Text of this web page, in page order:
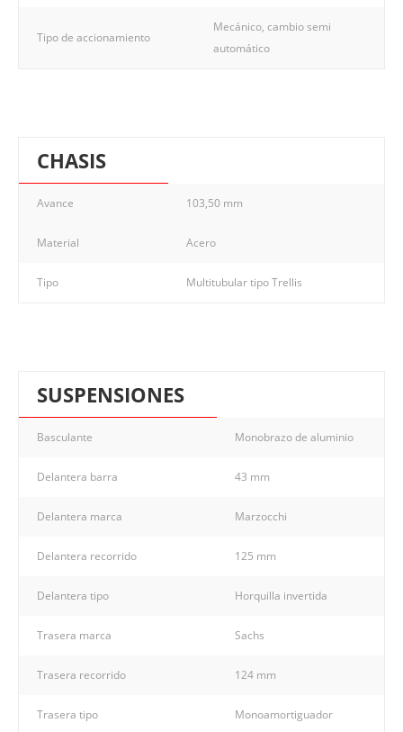
Tipo de accionamiento
Mecánico, cambio semi
automático
CHASIS
Avance 103,50 mm
Material Acero
Tipo Multitubular tipo Trellis
SUSPENSIONES
Basculante Monobrazo de aluminio
Delantera barra 43 mm
Delantera marca Marzocchi
Delantera recorrido 125 mm
Delantera tipo Horquilla invertida
Trasera marca Sachs
Trasera recorrido 124 mm
Trasera tipo Monoamortiguador